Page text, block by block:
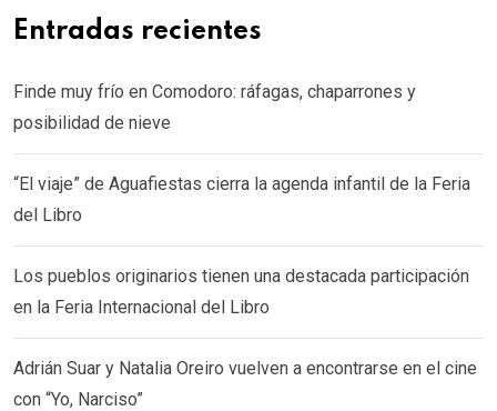
Entradas recientes
Finde muy frío en Comodoro: ráfagas, chaparrones y
posibilidad de nieve
“El viaje” de Aguafiestas cierra la agenda infantil de la Feria
del Libro
Los pueblos originarios tienen una destacada participación
en la Feria Internacional del Libro
Adrián Suar y Natalia Oreiro vuelven a encontrarse en el cine
con “Yo, Narciso”